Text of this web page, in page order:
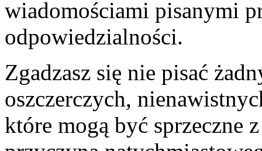
wiadomościami pisanymi
odpowiedzialności.
Zgadzasz się nie pisać
oszczerczych,
które mogą być sprzeczne